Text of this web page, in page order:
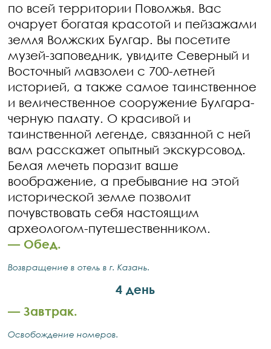
по всей территории Поволжья. Вас
очарует богатая красотой и пейзажами
земля Волжских Булгар. Вы посетите
музей-заповедник, увидите Северный и
Восточный мавзолеи с 700-летней
историей, а также самое таинственное
и величественное сооружение Булгара-
черную палату. О красивой и
таинственной легенде, связанной с ней
вам расскажет опытный экскурсовод.
Белая мечеть поразит ваше
воображение, а пребывание на этой
исторической земле позволит
почувствовать себя настоящим
археологом-путешественником.
— Обед.
Возвращение в отель в г. Казань.
4 день
—Завтрак.
Освобождение номеров.